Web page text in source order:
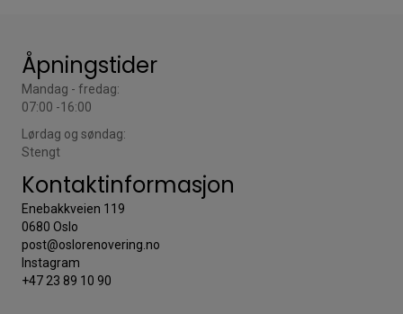
Åpningstider
Mandag - fredag:
07:00 -16:00
Lørdag og søndag:
Stengt
Kontaktinformasjon
Enebakkveien 119
0680 Oslo
post@oslorenovering.no
Instagram
+47 23 89 10 90